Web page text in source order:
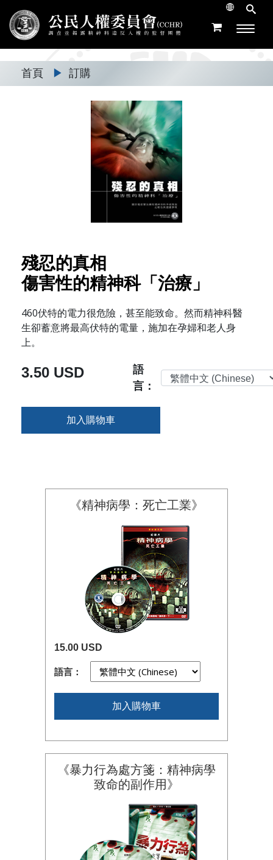
首頁 ▶ 訂購
殘忍的真相
傷害性的精神科「治療」
460伏特的電力很危險，甚至能致命。然而精神科醫
生卻蓄意將最高伏特的電量，施加在孕婦和老人身
上。
3.50 USD
語
言：
加入購物車
《精神病學：死亡工業》
15.00 USD
語言：
加入購物車
《暴力行為處方箋：精神病學
致命的副作用》